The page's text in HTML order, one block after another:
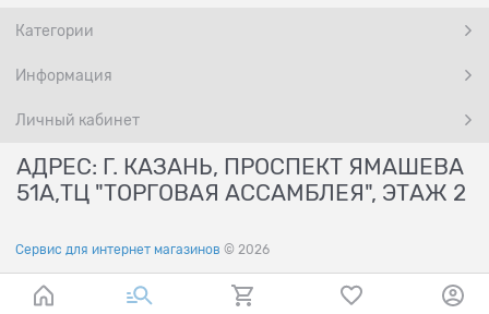
Категории
Информация
Личный кабинет
АДРЕС: Г. КАЗАНЬ, ПРОСПЕКТ ЯМАШЕВА
51А,ТЦ "ТОРГОВАЯ АССАМБЛЕЯ", ЭТАЖ 2
Сервис для интернет магазинов © 2026